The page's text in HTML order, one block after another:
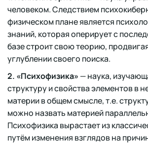
человеком. Следствием
физическом плане является
знаний, которая оперирует с
базе строит свою теорию,
углублении своего поиска.
2. «Психофизика» — наука,
структуру и свойства элементов в
материи в общем смысле, т.е.
можно назвать материей
Психофизика вырастает из
путём изменения взглядов на